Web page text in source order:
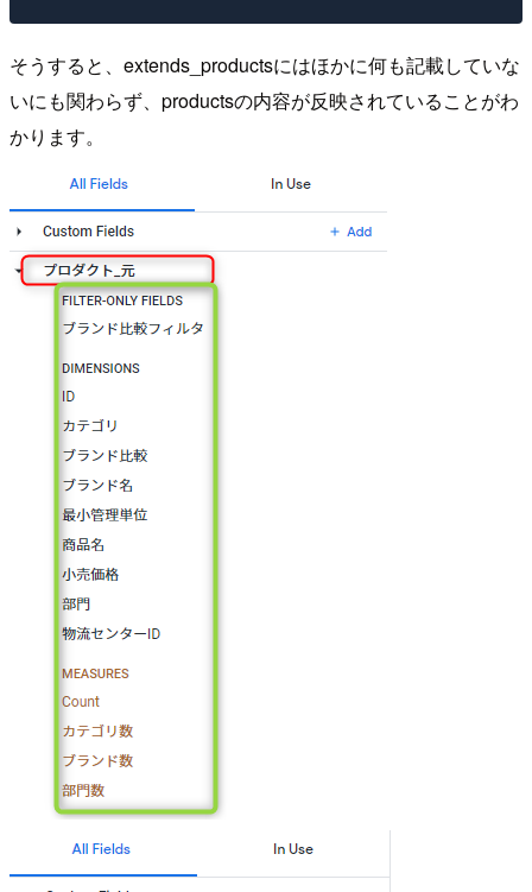
そうすると、extends_productsにはほかに何も記載していな
いにも関わらず、productsの内容が反映されていることがわ
かります。